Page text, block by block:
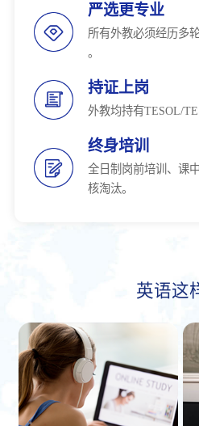
严选更专业
所有外教必须经历多
。
持证上岗
外教均持有TESOL/
终身培训
全日制岗前培训、课
核淘汰。
英语这